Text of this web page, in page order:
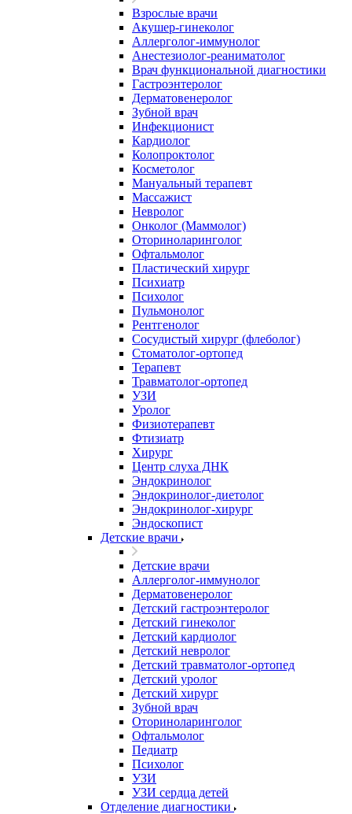
Взрослые врачи
Акушер-гинеколог
Аллерголог-иммунолог
Анестезиолог-реаниматолог
Врач функциональной диагностики
Гастроэнтеролог
Дерматовенеролог
Зубной врач
Инфекционист
Кардиолог
Колопроктолог
Косметолог
Мануальный терапевт
Массажист
Невролог
Онколог (Маммолог)
Оториноларинголог
Офтальмолог
Пластический хирург
Психиатр
Психолог
Пульмонолог
Рентгенолог
Сосудистый хирург (флеболог)
Стоматолог-ортопед
Терапевт
Травматолог-ортопед
УЗИ
Уролог
Физиотерапевт
Фтизиатр
Хирург
Центр слуха ДНК
Эндокринолог
Эндокринолог-диетолог
Эндокринолог-хирург
Эндоскопист
Детские врачи
Детские врачи
Аллерголог-иммунолог
Дерматовенеролог
Детский гастроэнтеролог
Детский гинеколог
Детский кардиолог
Детский невролог
Детский травматолог-ортопед
Детский уролог
Детский хирург
Зубной врач
Оториноларинголог
Офтальмолог
Педиатр
Психолог
УЗИ
УЗИ сердца детей
Отделение диагностики